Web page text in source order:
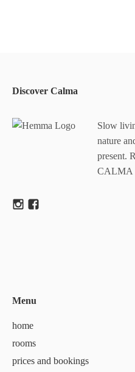
Discover Calma
Slow
nature
present.
CALMA
Menu
home
rooms
prices and bookings